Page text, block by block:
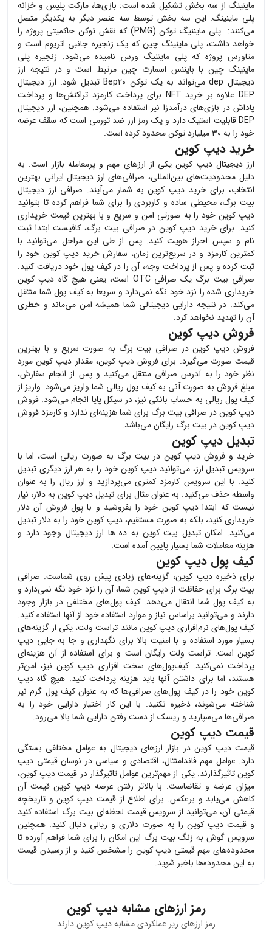
ماینینگ از سه بخش تشکیل شده است: بازی‌ها، مارکت پلیس و خزانه
پلی ماینینگ. این سه بخش توسط سه عنصر دیگر به یکدیگر متصل
می‌کنند: پلی مایننیگ توکن (PMG) که نقش توکن حاکمیتی پروژه را
خواهد داشت، پلی ماینینگ چین که یک زنجیره جانبی اتریوم است و
متاورس پروژه ‌که پلی مایننیگ ورس نامیده می‌شود. زنجیره پلی
ماینینگ چین با بایننس اسمارت چین مرتبط است و در نتیجه ارز
دیجیتال dep می‌تواند به یک توکن Bep20 تبدیل شود. ارز دیجیتال
DEP علاوه بر خرید NFT برای پرداخت کارمزد تراکنش‌ها و پرداخت
پاداش در بازی‌های درآمدزا نیز استفاده می‌شود. همچنین، ارز دیجیتال
DEP قابلیت استیک دارد و یک رمز ارز ضد تورمی است که سقف عرضه
خود را به ۳۰ میلیارد توکن محدود کرده است.
خرید دیپ کوین
ارز دیجیتالدیپ کوینیکی از ارزهای مهم و پرمعامله بازار است. به
دلیل محدودیت‌های بین‌المللی، صرافی‌های ارز دیجیتال ایرانی بهترین
انتخاب، برای خریددیپ کوینبه شمار می‌آیند. صرافی ارز دیجیتال
بیت برگ، محیطی ساده و کاربردی را برای شما فراهم کرده تا بتوانید
دیپ کوینخود را به صورتی امن و سریع و با بهترین قیمت خریداری
کنید. برای خریددیپ کویندر صرافی بیت برگ، کافیست ابتدا ثبت
نام و سپس احراز هویت کنید. پس از طی این مراحل می‌توانید با
کمترین کارمزد و در سریع‌ترین زمان، سفارش خرید دیپ کوین خود را
ثبت کرده و پس از پرداخت وجه، آن را در کیف پول خود دریافت کنید.
صرافی بیت برگ یک صرافی OTC است، یعنی هیچ گاه
دیپ کوین
خریداری شده را نزد خود نگه نمی‌دارد و سریعا به کیف پول شما منتقل
می‌کند. در نتیجه دارایی دیجیتالی شما همیشه امن می‌ماند و خطری
آن را تهدید نخواهد کرد.
فروش دیپ کوین
فروشدیپ کویندر صرافی بیت برگ به صورت سریع و با بهترین
قیمت صورت می‌گیرد. برای فروش دیپ کوین، مقدار دیپ کوینمورد
نظر خود را به آدرس صرافی منتقل می‌کنید و پس از انجام سفارش،
مبلغ فروش به صورت آنی به کیف پول ریالی شما واریز می‌شود. واریز از
کیف پول ریالی به حساب بانکی نیز، در سیکل پایا انجام می‌شود. فروش
دیپ کویندر صرافی بیت برگ برای شما هزینه‌ای ندارد و کارمزد فروش
دیپ کویندر بیت برگ رایگان می‌باشد.
تبدیل دیپ کوین
خرید و فروش دیپ کوین در بیت برگ به صورت ریالی است، اما با
سرویس تبدیل ارز، می‌توانید دیپ کوینخود را به هر ارز دیگری تبدیل
کنید. با این سرویس کارمزد کمتری می‌پردازید و ارز ریال را به عنوان
واسطه حذف می‌کنید. به عنوان مثال برای تبدیلدیپ کوینبه دلار، نیاز
نیست که ابتدا دیپ کوین خود را بفروشید و با پول فروش آن دلار
خریداری کنید، بلکه به صورت مستقیم،دیپ کوینخود را به دلار تبدیل
می‌کنید. امکان تبدیل بیت کوین به ده ها ارز دیجیتال وجود دارد و
هزینه معاملات شما بسیار پایین آمده است.
کیف پول دیپ کوین
برای ذخیرهدیپ کوین، گزینه‌های زیادی پیش روی شماست. صرافی
بیت برگ برای حفاظت از دیپ کوینشما، آن را نزد خود نگه نمی‌دارد و
به کیف پول شما انتقال می‌دهد. کیف پول‌های مختلفی در بازار وجود
دارند و می‌توانید براساس نیاز و موارد استفاده خود از آنها استفاده کنید.
کیف پول‌های نرم‌افزاریدیپ کوینمانند تراست ولت، یکی از گزینه‌های
بسیار مورد استفاده و با امنیت بالا برای نگهداری و جا به جایی دیپ
کوین است. تراست ولت رایگان است و برای استفاده از آن هزینه‌ای
پرداخت نمی‌کنید. کیف‌پول‌های سخت افزاری دیپ کویننیز، امن‌تر
هستند، اما برای داشتن آنها باید هزینه پرداخت کنید. هیچ گاه دیپ
کوین خود را در کیف پول‌های صرافی‌ها که به عنوان کیف پول گرم نیز
شناخته می‌شوند، ذخیره نکنید. با این کار اختیار دارایی خود را به
صرافی‌ها می‌سپارید و ریسک از دست رفتن دارایی شما بالا می‌رود.
قیمت دیپ کوین
قیمتدیپ کویندر بازار ارزهای دیجیتال به عوامل مختلفی بستگی
دارد. عوامل مهم فاندامنتال، اقتصادی و سیاسی در نوسان قیمتی دیپ
کوینتاثیرگذارند. یکی از مهم‌ترین عوامل تاثیرگذار در قیمتدیپ کوین،
میزان عرضه و تقاضاست. با بالاتر رفتن عرضهدیپ کوینقیمت آن
کاهش می‌یابد و برعکس. برای اطلاع از قیمت دیپ کوینو تاریخچه
قیمتی آن، می‌توانید از سرویس قیمت لحظه‌ای بیت برگ استفاده کنید
و قیمتدیپ کوین را به صورت دلاری و ریالی دنبال کنید. همچنین
سرویس گوش به زنگ بیت برگ این امکان را برای شما فراهم آورده تا
محدوده‌های مهم قیمتی دیپ کوین را مشخص کنید و از رسیدن قیمت
به این محدوده‌ها باخبر شوید.
رمز ارزهای مشابهدیپ کوین
رمز ارزهای زیر عملکردی مشابهدیپ کویندارند